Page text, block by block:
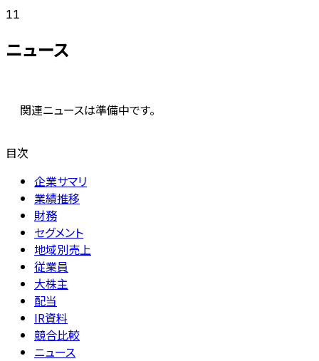
11
ニュース
関連ニュースは準備中です。
目次
企業サマリ
業績推移
財務
セグメント
地域別売上
従業員
大株主
配当
IR資料
競合比較
ニュース